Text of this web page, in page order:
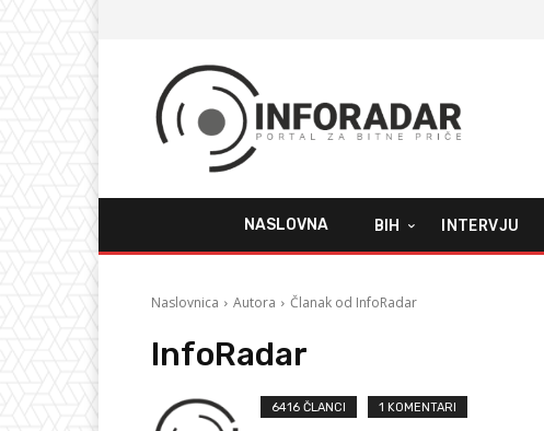
NASLOVNA BIH INTERVJU
Naslovnica Autora Članak od InfoRadar
InfoRadar
6416 ČLANCI 1 KOMENTARI